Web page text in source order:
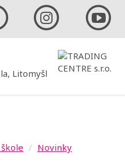
Litomyšl
Novinky